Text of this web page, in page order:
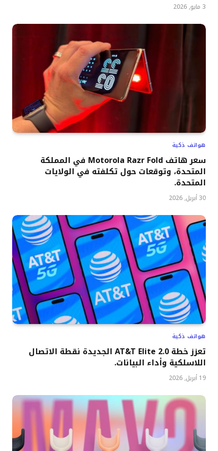
3 مايو, 2026
هواتف ذكية
سعر هاتف Motorola Razr Fold في المملكة
المتحدة، وتوقعات حول تكلفته في الولايات
المتحدة.
30 أبريل, 2026
هواتف ذكية
تعزز خطة AT&T Elite 2.0 الجديدة نقطة الاتصال
اللاسلكية وأداء البيانات.
19 أبريل, 2026